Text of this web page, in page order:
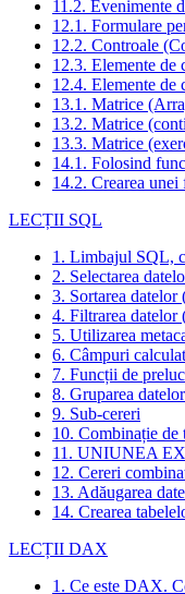
11.2. Evenimente
12.1. Formulare
12.2. Controale
12.3. Elemente de
12.4. Elemente
13.1. Matrice
13.2. Matrice
13.3. Matrice
14.1. Folosind
14.2. Crearea
LECȚII SQL
1. Limbajul SQL,
2. Selectarea
3. Sortarea
4. Filtrarea
5. Utilizarea
6. Câmpuri
7. Funcții de
8. Gruparea
9. Sub-cereri
10. Combinație
11. UNIUNEA
12. Cereri
13. Adăugarea
14. Crearea
LECȚII DAX
1. Ce este DAX.